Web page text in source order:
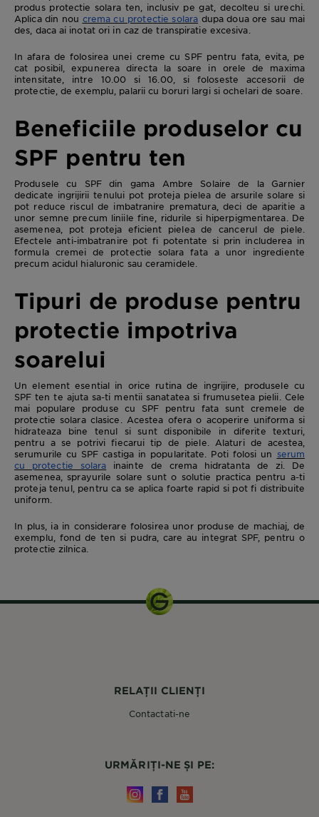
produs protectie solara ten, inclusiv pe gat, decolteu si urechi.
Aplica din nou crema cu protectie solara dupa doua ore sau mai
des, daca ai inotat ori in caz de transpiratie excesiva.
In afara de folosirea unei creme cu SPF pentru fata, evita, pe
cat posibil, expunerea directa la soare in orele de maxima
intensitate, intre 10.00 si 16.00, si foloseste accesorii de
protectie, de exemplu, palarii cu boruri largi si ochelari de soare.
Beneficiile produselor cu
SPF pentru ten
Produsele cu SPF din gama Ambre Solaire de la Garnier
dedicate ingrijirii tenului pot proteja pielea de arsurile solare si
pot reduce riscul de imbatranire prematura, deci de aparitie a
unor semne precum liniile fine, ridurile si hiperpigmentarea. De
asemenea, pot proteja eficient pielea de cancerul de piele.
Efectele anti-imbatranire pot fi potentate si prin includerea in
formula cremei de protectie solara fata a unor ingrediente
precum acidul hialuronic sau ceramidele.
Tipuri de produse pentru
protectie impotriva
soarelui
Un element esential in orice rutina de ingrijire, produsele cu
SPF ten te ajuta sa-ti mentii sanatatea si frumusetea pielii. Cele
mai populare produse cu SPF pentru fata sunt cremele de
protectie solara clasice. Acestea ofera o acoperire uniforma si
hidrateaza bine tenul si sunt disponibile in diferite texturi,
pentru a se potrivi fiecarui tip de piele. Alaturi de acestea,
serumurile cu SPF castiga in popularitate. Poti folosi un serum
cu protectie solara inainte de crema hidratanta de zi. De
asemenea, sprayurile solare sunt o solutie practica pentru a-ti
proteja tenul, pentru ca se aplica foarte rapid si pot fi distribuite
uniform.
In plus, ia in considerare folosirea unor produse de machiaj, de
exemplu, fond de ten si pudra, care au integrat SPF, pentru o
protectie zilnica.
RELAȚII CLIENȚI
Contactati-ne
URMĂRIȚI-NE ȘI PE: